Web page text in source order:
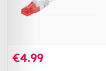
€4.99